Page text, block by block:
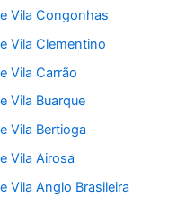
Vila Congonhas
Vila Clementino
Vila Carrão
Vila Buarque
Vila Bertioga
Vila Airosa
Vila Anglo Brasileira